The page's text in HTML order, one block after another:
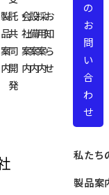
製
品
案
内
託・
共
同
開
発
会
社
案
内
設
備
案
内
採
用
案
内
お
知
ら
せ
の
お
問
い
合
わ
せ
私たち
製品案